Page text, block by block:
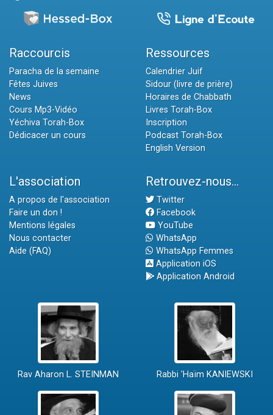
Raccourcis
Paracha de la semaine
Fêtes Juives
News
Cours Mp3-Vidéo
Yéchiva Torah-Box
Dédicacer un cours
Ressources
Calendrier Juif
Sidour (livre de prière)
Horaires de Chabbath
Livres Torah-Box
Inscription
Podcast Torah-Box
English Version
L'association
A propos de l'association
Faire un don !
Mentions légales
Nous contacter
Aide (FAQ)
Retrouvez-nous...
Twitter
Facebook
YouTube
WhatsApp
WhatsApp Femmes
Application iOS
Application Android
Rav Aharon L. STEINMAN Rabbi 'Haïm KANIEWSKI